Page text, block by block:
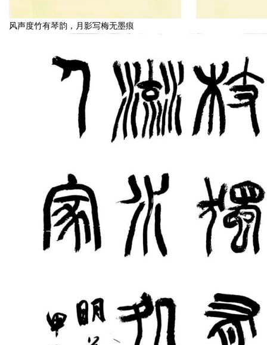
风声度竹有琴韵，月影写梅无墨痕